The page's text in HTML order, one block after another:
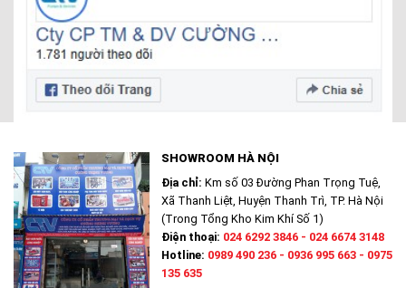
SHOWROOM HÀ NỘI
Địa chỉ: Km số 03 Đường Phan Trọng Tuệ,
Xã Thanh Liệt, Huyện Thanh Trì, TP. Hà Nội
(Trong Tổng Kho Kim Khí Số 1)
Điện thoại: 024 6292 3846 - 024 6674 3148
Hotline: 0989 490 236 - 0936 995 663 - 0975
135 635